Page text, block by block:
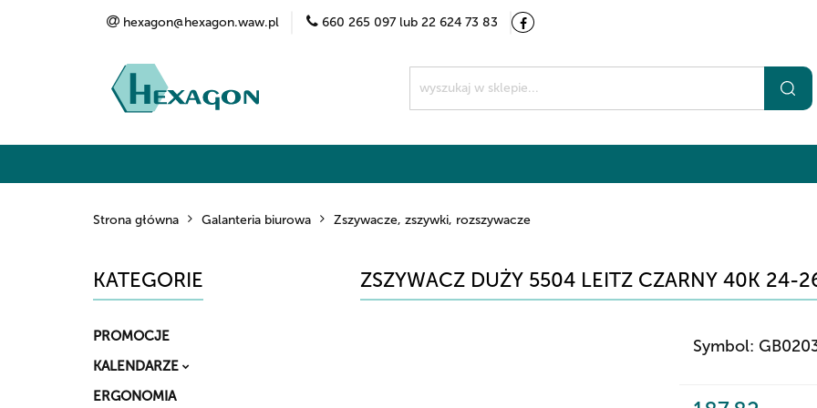
hexagon@hexagon.waw.pl 660 265 097 lub 22 624 73 83
Kategorie
Strona główna Galanteria biurowa Zszywacze, zszywki, rozszywacze
KATEGORIE
PROMOCJE
KALENDARZE
ERGONOMIA
ZSZYWACZ DUŻY 5504 LEITZ CZARNY 40K 24-
Symbol: